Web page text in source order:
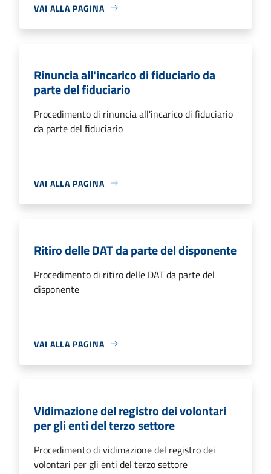
VAI ALLA PAGINA
Rinuncia all'incarico di fiduciario da
parte del fiduciario
Procedimento di rinuncia all'incarico di fiduciario
da parte del fiduciario
VAI ALLA PAGINA
Ritiro delle DAT da parte del disponente
Procedimento di ritiro delle DAT da parte del
disponente
VAI ALLA PAGINA
Vidimazione del registro dei volontari
per gli enti del terzo settore
Procedimento di vidimazione del registro dei
volontari per gli enti del terzo settore